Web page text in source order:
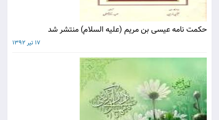
حكمت نامه عيسى بن مريم (عليه السلام) منتشر شد
17 تیر 1392